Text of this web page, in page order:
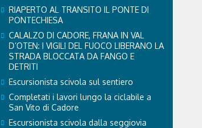
RIAPERTO AL TRANSITO IL PONTE DI
PONTECHIESA
CALALZO DI CADORE, FRANA IN VAL
D’OTEN: I VIGILI DEL FUOCO LIBERANO LA
STRADA BLOCCATA DA FANGO E
DETRITI
Escursionista scivola sul sentiero
Completati i lavori lungo la ciclabile a
San Vito di Cadore
Escursionista scivola dalla seggiovia